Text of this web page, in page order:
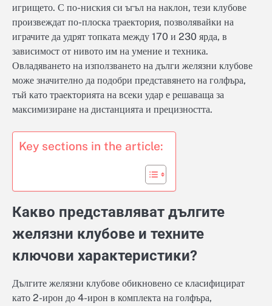
игрището. С по-ниския си ъгъл на наклон, тези клубове
произвеждат по-плоска траектория, позволявайки на
играчите да удрят топката между 170 и 230 ярда, в
зависимост от нивото им на умение и техника.
Овладяването на използването на дълги желязни клубове
може значително да подобри представянето на голфъра,
тъй като траекторията на всеки удар е решаваща за
максимизиране на дистанцията и прецизността.
Key sections in the article:
Какво представляват дългите
желязни клубове и техните
ключови характеристики?
Дългите желязни клубове обикновено се класифицират
като 2-ирон до 4-ирон в комплекта на голфъра,